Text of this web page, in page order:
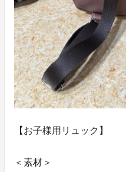
【お子様用リュック】
＜素材＞